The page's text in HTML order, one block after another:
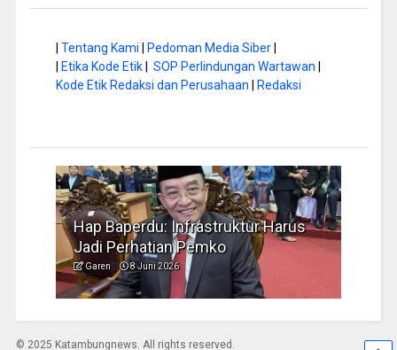
Tentang Kami Pedoman Media Siber|
Etika Kode Etik| SOP Perlindungan Wartawan
Kode Etik Redaksi dan Perusahaan
Redaksi
Hap Baperdu: Infrastruktur Harus
Jadi Perhatian Pemko
Garen 8 Juni 2026
© 2025 Katambungnews. All rights reserved.